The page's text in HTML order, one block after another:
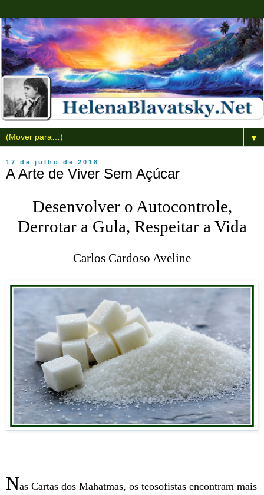
▼
17 de julho de 2018
A Arte de Viver Sem Açúcar
Desenvolver o Autocontrole,
Derrotar a Gula, Respeitar a Vida
Carlos Cardoso Aveline
Nas Cartas dos Mahatmas, os teosofistas encontram mais